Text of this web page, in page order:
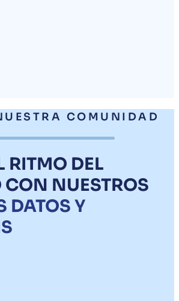
COMUNIDAD
RITMO DEL
NUESTROS
DATOS Y